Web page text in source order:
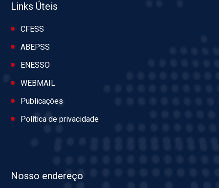
Links Úteis
CFESS
ABEPSS
ENESSO
WEBMAIL
Publicações
Política de privacidade
Nosso endereço